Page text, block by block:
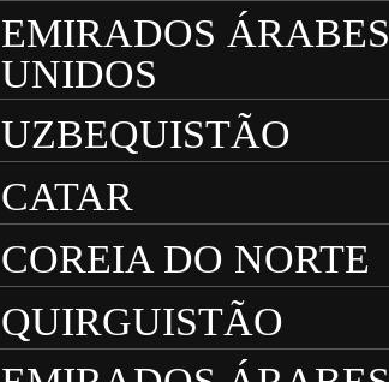
EMIRADOS ÁRABES
UNIDOS
UZBEQUISTÃO
CATAR
COREIA DO NORTE
QUIRGUISTÃO